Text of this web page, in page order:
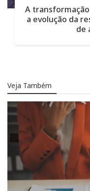
A
a evolução da
de
Veja Também